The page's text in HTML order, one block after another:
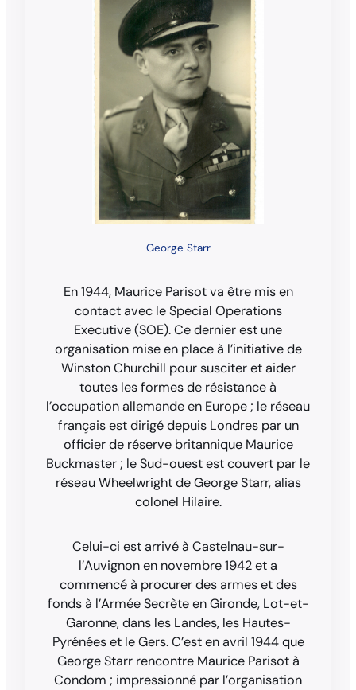
George Starr
En 1944, Maurice Parisot va être mis en
contact avec le Special Operations
Executive (SOE). Ce dernier est une
organisation mise en place à l’initiative de
Winston Churchill pour susciter et aider
toutes les formes de résistance à
l’occupation allemande en Europe ; le réseau
français est dirigé depuis Londres par un
officier de réserve britannique Maurice
Buckmaster ; le Sud-ouest est couvert par le
réseau Wheelwright de George Starr, alias
colonel Hilaire.
Celui-ci est arrivé à Castelnau-sur-
l’Auvignon en novembre 1942 et a
commencé à procurer des armes et des
fonds à l’Armée Secrète en Gironde, Lot-et-
Garonne, dans les Landes, les Hautes-
Pyrénées et le Gers. C’est en avril 1944 que
George Starr rencontre Maurice Parisot à
Condom ; impressionné par l’organisation